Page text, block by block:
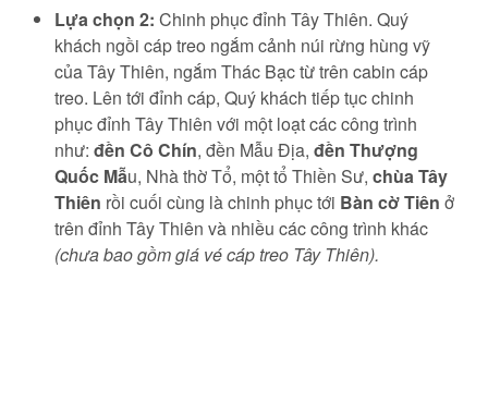
Lựa chọn 2: Chinh phục đỉnh Tây Thiên. Quý
khách ngồi cáp treo ngắm cảnh núi rừng hùng vỹ
của Tây Thiên, ngắm Thác Bạc từ trên cabin cáp
treo. Lên tới đỉnh cáp, Quý khách tiếp tục chinh
phục đỉnh Tây Thiên với một loạt các công trình
như: đền Cô Chín, đền Mẫu Địa, đền Thượng
Quốc Mẫu, Nhà thờ Tổ, một tổ Thiền Sư, chùa Tây
Thiên rồi cuối cùng là chinh phục tới Bàn cờ Tiên ở
trên đỉnh Tây Thiên và nhiều các công trình khác
(chưa bao gồm giá vé cáp treo Tây Thiên).